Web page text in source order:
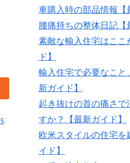
車購入時の部品情報【
腰痛持ちの整体日記【
素敵な輸入住宅はここ
ド】
輸入住宅で必要なこと
新ガイド】
起き抜けの首の痛さで
すか？【最新ガイド】
欧米スタイルの住宅
イド】